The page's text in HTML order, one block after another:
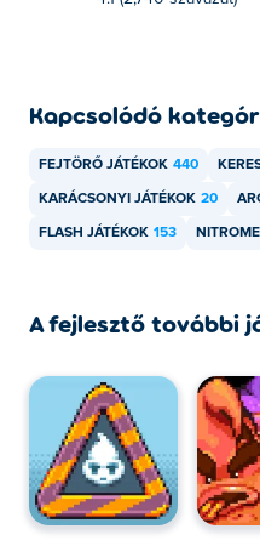
Kapcsolódó
FEJTÖRŐ JÁTÉKOK 440
KARÁCSONYI JÁTÉKOK 20
FLASH JÁTÉKOK 153
A fejlesztő további